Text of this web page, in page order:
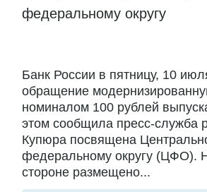
федеральному округу
Банк России в пятницу, 10
обращение
номиналом 100 рублей
этом сообщила пресс-служба
Купюра посвящена
федеральному округу (ЦФО).
стороне размещено...